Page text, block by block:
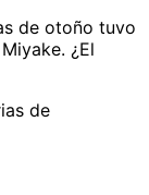
de otoño tuvo
¿El
de